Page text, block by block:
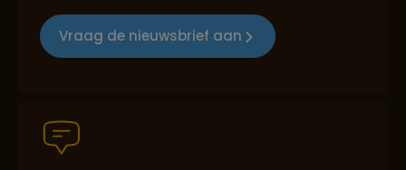
Groepsreizen mét indivuele vrijheid
Vraag de nieuwsbrief aan